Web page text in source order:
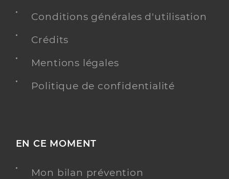
Conditions générales d'utilisation
Crédits
Mentions légales
Politique de confidentialité
EN CE MOMENT
Mon bilan prévention